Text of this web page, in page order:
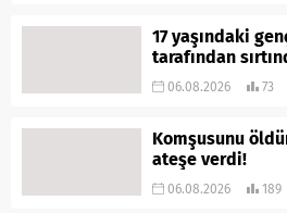
17 yaşındaki
tarafından
06.08.2026 73
Komşusunu
ateşe verdi!
06.08.2026 189